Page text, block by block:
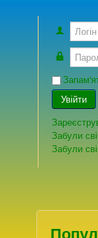
Логін
Пароль
Увійти
Забули
Забули